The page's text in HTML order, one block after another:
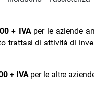
+ IVA per le aziende
trattasi di attività di
+ IVA per le altre